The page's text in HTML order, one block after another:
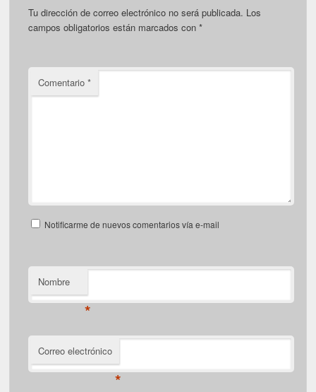
Tu dirección de correo electrónico no será publicada. Los
campos obligatorios están marcados con*
Comentario*
Notificarme de nuevos comentarios vía e-mail
Nombre
*
Correo electrónico
*